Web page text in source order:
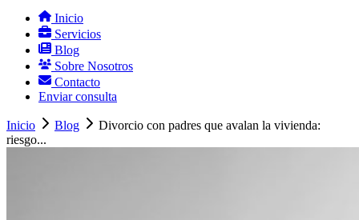
Inicio
Servicios
Blog
Sobre Nosotros
Contacto
Enviar consulta
Inicio Blog
Divorcio con padres que avalan la vivienda:
riesgo...